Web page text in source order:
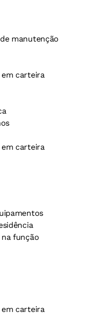
manutenção
em carteira
em carteira
na função
em carteira